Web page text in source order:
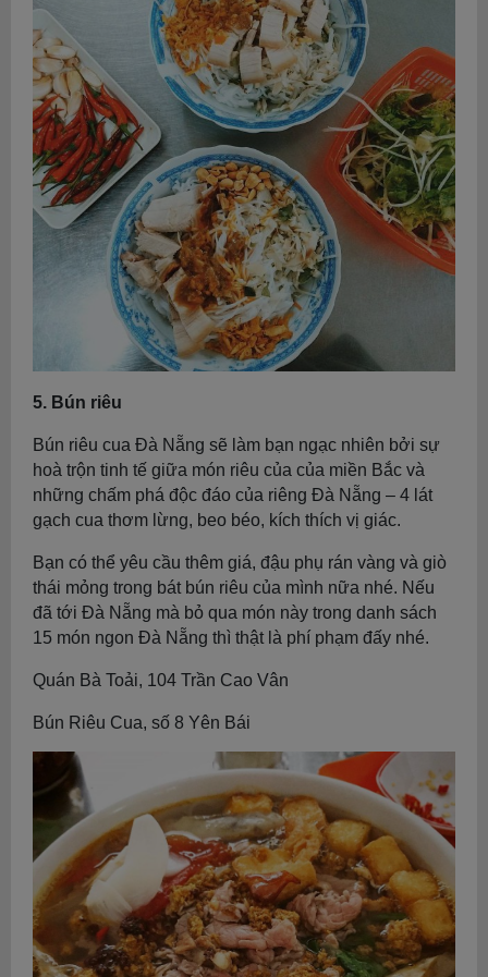
5. Bún riêu
Bún riêu cua Đà Nẵng sẽ làm bạn ngạc nhiên bởi sự
hoà trộn tinh tế giữa món riêu của của miền Bắc và
những chấm phá độc đáo của riêng Đà Nẵng – 4 lát
gạch cua thơm lừng, beo béo, kích thích vị giác.
Bạn có thể yêu cầu thêm giá, đậu phụ rán vàng và giò
thái mỏng trong bát bún riêu của mình nữa nhé. Nếu
đã tới Đà Nẵng mà bỏ qua món này trong danh sách
15 món ngon Đà Nẵng thì thật là phí phạm đấy nhé.
Quán Bà Toải, 104 Trần Cao Vân
Bún Riêu Cua, số 8 Yên Bái